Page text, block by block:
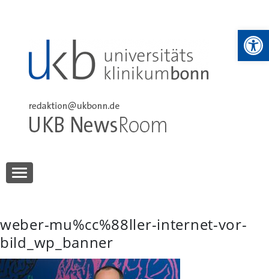
UKB NewsRoom
weber-mu%cc%88ller-internet-vor-
bild_wp_banner